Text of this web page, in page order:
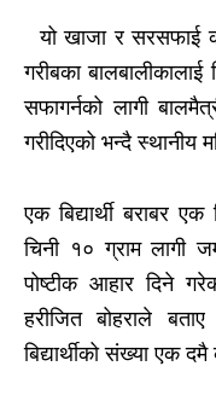
यो खाजा र सरसफाई
गरीबका
सफागर्नको लागी
गरीदिएको भन्दै स्थानीय
एक बिद्यार्थी बराबर
चिनी १० ग्राम लागी
पोष्टीक आहार दिने
हरीजित बोहराले
बिद्यार्थीको संख्या एक